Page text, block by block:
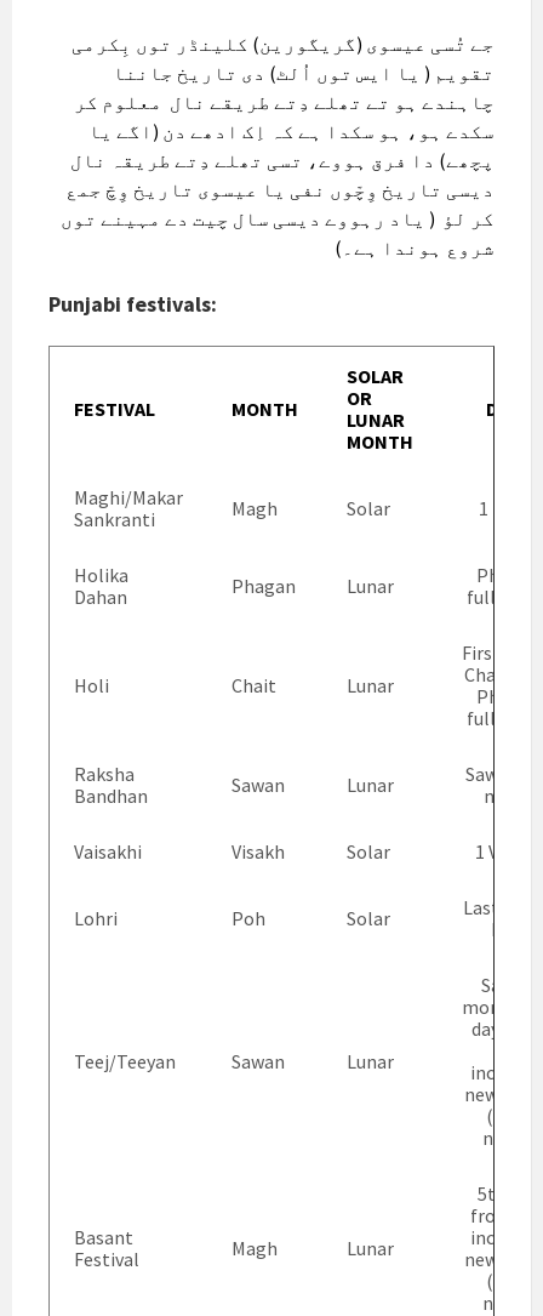
جے تُسی عیسوی (گریگورین) کلینڈر توں بِکرمی
تقویم ( یا ایس توں اُلٹ) دی تاریخ جاننا
چاہندے ہو تے تھلے دِتے طریقے نال معلوم کر
سکدے ہو، ہو سکدا ہے کہ اِک ادھے دن (اگے یا
پچھے) دا فرق ہووے، تسی تھلے دِتے طریقہ نال
دیسی تاریخ وِچّوں نفی یا عیسوی تاریخ وِچّ جمع
کر لؤ ( یاد رہووے دیسی سال چیت دے مہینے توں
شروع ہوندا ہے۔)
Punjabi festivals:
FESTIVAL MONTH
SOLAR
OR
LUNAR
MONTH
DATE
Maghi/Makar
Sankranti
Magh Solar 1 Magh
Holika
Dahan
Phagan Lunar
Phagan
full
Holi Chait Lunar
First day
Chait
Phagan
full
Raksha
Bandhan
Sawan Lunar
Sawan
moon
Vaisakhi Visakh Solar 1 Visakh
Lohri Poh Solar
Last day
Poh
Teej/Teeyan Sawan Lunar
Sawan
month/
day
new
(dark
night)
Basant
Festival
Magh Lunar
5th day
from
new
(dark
night)